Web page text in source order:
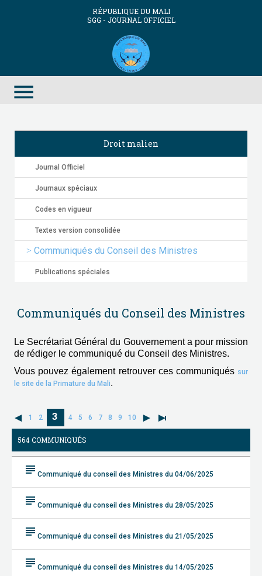
RÉPUBLIQUE DU MALI
SGG - JOURNAL OFFICIEL
menu
Droit malien
Journal Officiel
Journaux spéciaux
Codes en vigueur
Textes version consolidée
Communiqués du Conseil des Ministres
Publications spéciales
Communiqués du Conseil des Ministres
Le Secrétariat Général du Gouvernement a pour mission
de rédiger le communiqué du Conseil des Ministres.
Vous pouvez également retrouver ces communiqués sur
le site de la Primature du Mali.
1 2 3 4 5 6 7 8 9 10
564 COMMUNIQUÉS
subject Communiqué du conseil des Ministres du 04/06/2025
subject Communiqué du conseil des Ministres du 28/05/2025
subject Communiqué du conseil des Ministres du 21/05/2025
subject Communiqué du conseil des Ministres du 14/05/2025